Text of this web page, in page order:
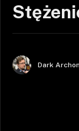
Dark Archon